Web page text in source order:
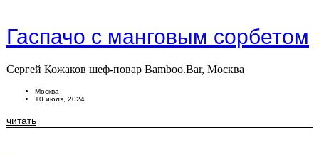
Гаспачо с манговым сорбетом
Сергей Кожаков шеф-повар Bamboo.Bar, Москва
Москва
10 июля, 2024
читать